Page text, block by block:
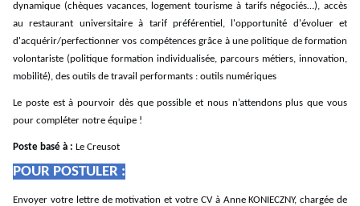
dynamique (chèques vacances, logement tourisme à tarifs négociés…), accès
au restaurant universitaire à tarif préférentiel, l'opportunité d'évoluer et
d'acquérir/perfectionner vos compétences grâce à une politique de formation
volontariste (politique formation individualisée, parcours métiers, innovation,
mobilité), des outils de travail performants : outils numériques
Le poste est à pourvoir dès que possible et nous n’attendons plus que vous
pour compléter notre équipe !
Poste basé à : Le Creusot
POUR POSTULER :
Envoyer votre lettre de motivation et votre CV à Anne KONIECZNY, chargée de